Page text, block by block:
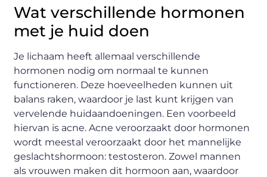
Wat verschillende hormonen
met je huid doen
Je lichaam heeft allemaal verschillende
hormonen nodig om normaal te kunnen
functioneren. Deze hoeveelheden kunnen uit
balans raken, waardoor je last kunt krijgen van
vervelende huidaandoeningen. Een voorbeeld
hiervan is acne. Acne veroorzaakt door hormonen
wordt meestal veroorzaakt door het mannelijke
geslachtshormoon: testosteron. Zowel mannen
als vrouwen maken dit hormoon aan, waardoor